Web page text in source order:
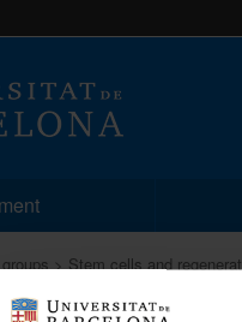
Stem cells and